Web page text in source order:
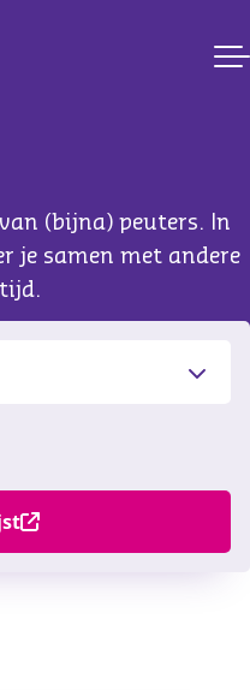
(bijna) peuters. In
je samen met andere